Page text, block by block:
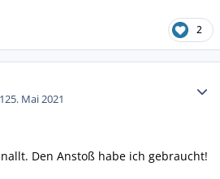
2
25. Mai 2021
Den Anstoß habe ich gebraucht!